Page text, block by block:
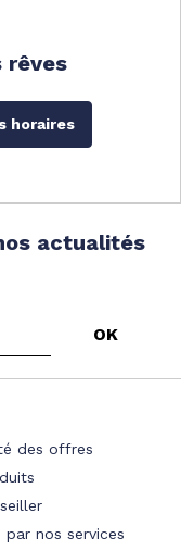
rêves
horaires
actualités
des offres
nos services